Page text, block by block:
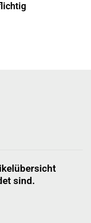
sind.